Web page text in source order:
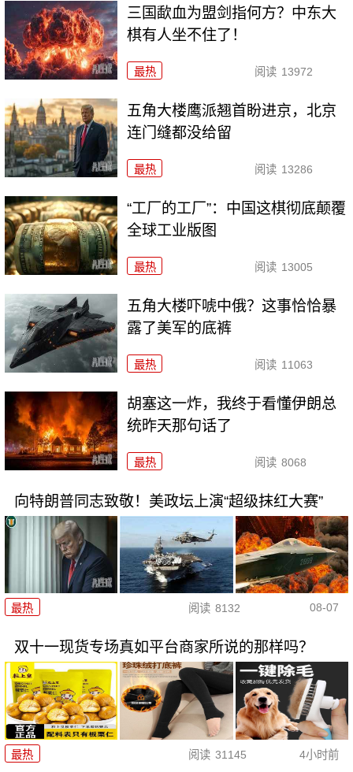
三国歃血为盟剑指何方？中东大
棋有人坐不住了！
最热 阅读 13972
五角大楼鹰派翘首盼进京，北京
连门缝都没给留
最热 阅读 13286
“工厂的工厂”：中国这棋彻底颠覆
全球工业版图
最热 阅读 13005
五角大楼吓唬中俄？这事恰恰暴
露了美军的底裤
最热 阅读 11063
胡塞这一炸，我终于看懂伊朗总
统昨天那句话了
最热 阅读 8068
向特朗普同志致敬！美政坛上演“超级抹红大赛”
最热 阅读 8132 08-07
双十一现货专场真如平台商家所说的那样吗？
最热 阅读 31145 4小时前